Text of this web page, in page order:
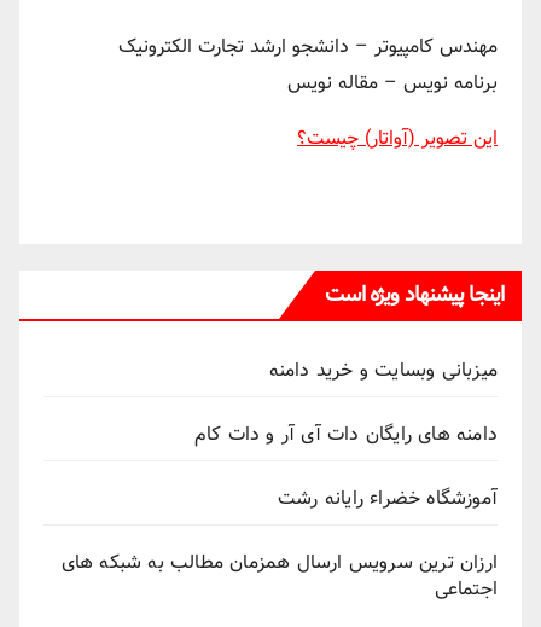
مهندس کامپیوتر – دانشجو ارشد تجارت الکترونیک
برنامه نویس – مقاله نویس
این تصویر (آواتار) چیست؟
اینجا پیشنهاد ویژه است
میزبانی وبسایت و خرید دامنه
دامنه های رایگان دات آی آر و دات کام
آموزشگاه خضراء رایانه رشت
ارزان ترین سرویس ارسال همزمان مطالب به شبکه های
اجتماعی